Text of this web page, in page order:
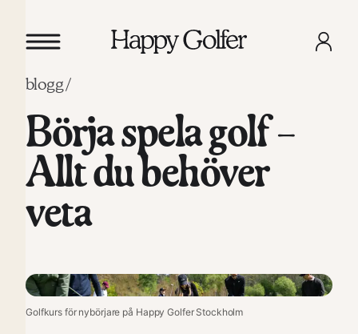
blogg /
Börja spela golf –
Allt du behöver
veta
Golfkurs för nybörjare på Happy Golfer Stockholm